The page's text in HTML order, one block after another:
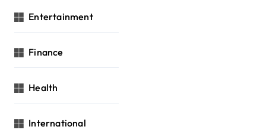
Entertainment
Finance
Health
International